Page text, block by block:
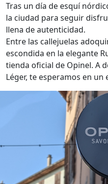
Tras un día de esquí
la ciudad para seguir
llena de autenticidad.
Entre las callejuelas
escondida en la elegante
tienda oficial de Opinel. A
Léger, te esperamos en un